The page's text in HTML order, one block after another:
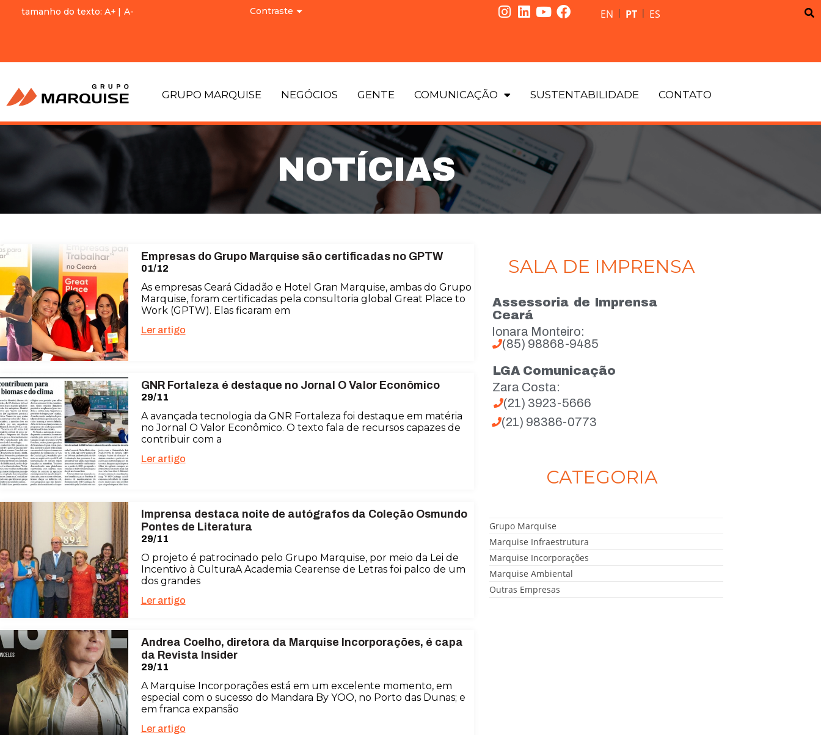
tamanho do texto: A+ | A- Contraste EN | PT | ES
GRUPO MARQUISE NEGÓCIOS GENTE COMUNICAÇÃO SUSTENTABILIDADE CONTATO
NOTÍCIAS
Empresas do Grupo Marquise são certificadas no GPTW
01/12
As empresas Ceará Cidadão e Hotel Gran Marquise, ambas do Grupo
Marquise, foram certificadas pela consultoria global Great Place to
Work (GPTW). Elas ficaram em
Ler artigo
GNR Fortaleza é destaque no Jornal O Valor Econômico
29/11
A avançada tecnologia da GNR Fortaleza foi destaque em matéria
no Jornal O Valor Econômico. O texto fala de recursos capazes de
contribuir com a
Ler artigo
Imprensa destaca noite de autógrafos da Coleção Osmundo
Pontes de Literatura
29/11
O projeto é patrocinado pelo Grupo Marquise, por meio da Lei de
Incentivo à CulturaA Academia Cearense de Letras foi palco de um
dos grandes
Ler artigo
Andrea Coelho, diretora da Marquise Incorporações, é capa
da Revista Insider
29/11
A Marquise Incorporações está em um excelente momento, em
especial com o sucesso do Mandara By YOO, no Porto das Dunas; e
em franca expansão
Ler artigo
SALA DE IMPRENSA
Assessoria de Imprensa
Ceará
Ionara Monteiro:
(85) 98868-9485
LGA Comunicação
Zara Costa:
(21) 3923-5666
(21) 98386-0773
CATEGORIA
Grupo Marquise
Marquise Infraestrutura
Marquise Incorporações
Marquise Ambiental
Outras Empresas